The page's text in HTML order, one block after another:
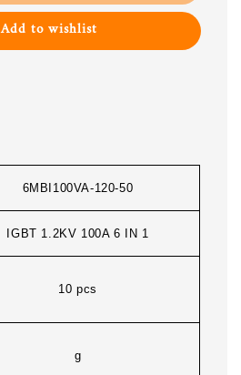
Add to wishlist
6MBI100VA-120-50
IGBT 1.2KV 100A 6 IN 1
10 pcs
g